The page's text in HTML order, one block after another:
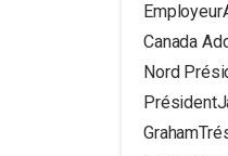
Canada
Nord